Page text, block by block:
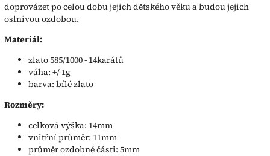
doprovázet po celou dobu jejich dětského věku a budou jejich
oslnivou ozdobou.
Materiál:
zlato 585/1000 - 14karátů
váha: +/-1g
barva: bílé zlato
Rozměry:
celková výška: 14mm
vnitřní průměr: 11mm
průměr ozdobné části: 5mm